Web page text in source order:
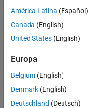
América Latina (Español)
Canada (English)
United States (English)
Europa
Belgium (English)
Denmark (English)
Deutschland (Deutsch)
Centro di fiducia
Antipirateria
Stato